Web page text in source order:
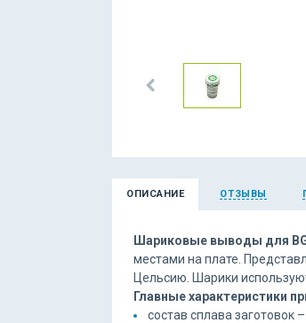
ОПИСАНИЕ ОТЗЫВЫ
Шариковые выводы для
местами на плате.
Цельсию. Шарики
Главные характеристики
состав сплава заготовок